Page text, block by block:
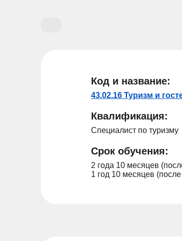
Код и название:
43.02.16 Туризм и
Квалификация:
Специалист по туризму
Срок обучения:
2 года 10 месяцев
1 год 10 месяцев